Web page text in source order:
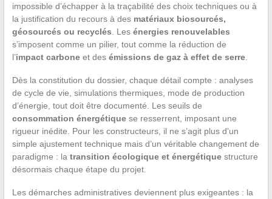
impossible d’échapper à la traçabilité des choix techniques ou à
la justification du recours à des matériaux biosourcés,
géosourcés ou recyclés . Les énergies renouvelables
s’imposent comme un pilier, tout comme la réduction de
l’impact carboneet des émissions de gaz à effet de serre.
Dès la constitution du dossier, chaque détail compte : analyses
de cycle de vie, simulations thermiques, mode de production
d’énergie, tout doit être documenté. Les seuils de
consommation énergétiquese resserrent, imposant une
rigueur inédite. Pour les constructeurs, il ne s’agit plus d’un
simple ajustement technique mais d’un véritable changement de
paradigme : la transition écologique et énergétiquestructure
désormais chaque étape du projet.
Les démarches administratives deviennent plus exigeantes : la